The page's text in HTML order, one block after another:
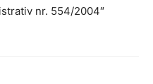
nr. 554/2004″